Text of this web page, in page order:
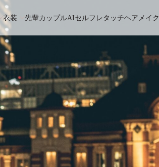
衣装 先輩カップルAIセルフレタッチヘアメイク